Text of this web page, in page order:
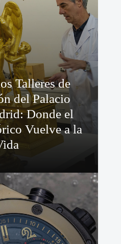
Talleres de
del Palacio
Donde el
Vuelve a la